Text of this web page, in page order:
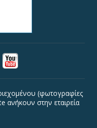
(φωτογραφίες
ανήκουν στην εταιρεία